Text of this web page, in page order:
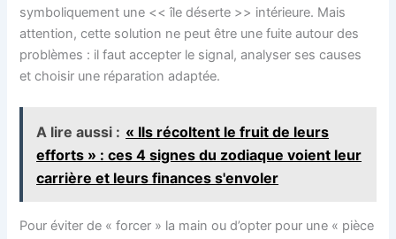
symboliquement une << île déserte >> intérieure. Mais
attention, cette solution ne peut être une fuite autour des
problèmes : il faut accepter le signal, analyser ses causes
et choisir une réparation adaptée.
A lire aussi : « Ils récoltent le fruit de leurs
efforts » : ces 4 signes du zodiaque voient leur
carrière et leurs finances s'envoler
Pour éviter de « forcer » la main ou d’opter pour une « pièce